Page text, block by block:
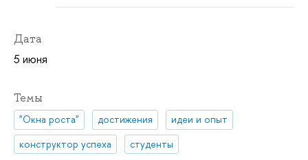
Дата
5 июня
Темы
"Окна роста" достижения
идеи и опыт
конструктор успеха
студенты